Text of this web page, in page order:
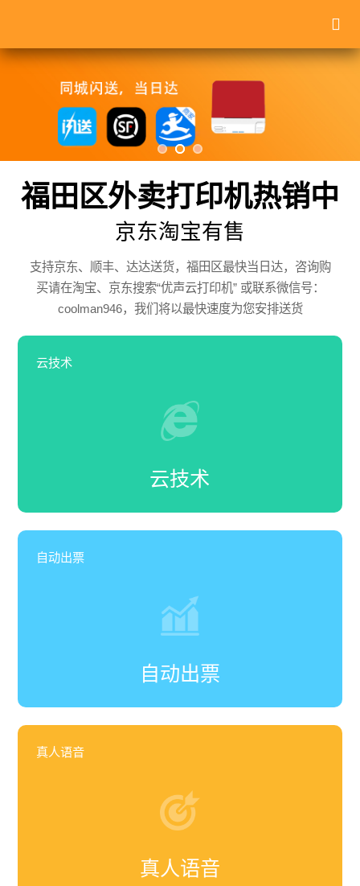
福田区外卖打印机热销中
京东淘宝有售
支持京东、顺丰、达达送货，福田区最快当日达，咨询购
买请在淘宝、京东搜索“优声云打印机” 或联系微信号：
coolman946，我们将以最快速度为您安排送货
云技术
云技术
自动出票
自动出票
真人语音
真人语音